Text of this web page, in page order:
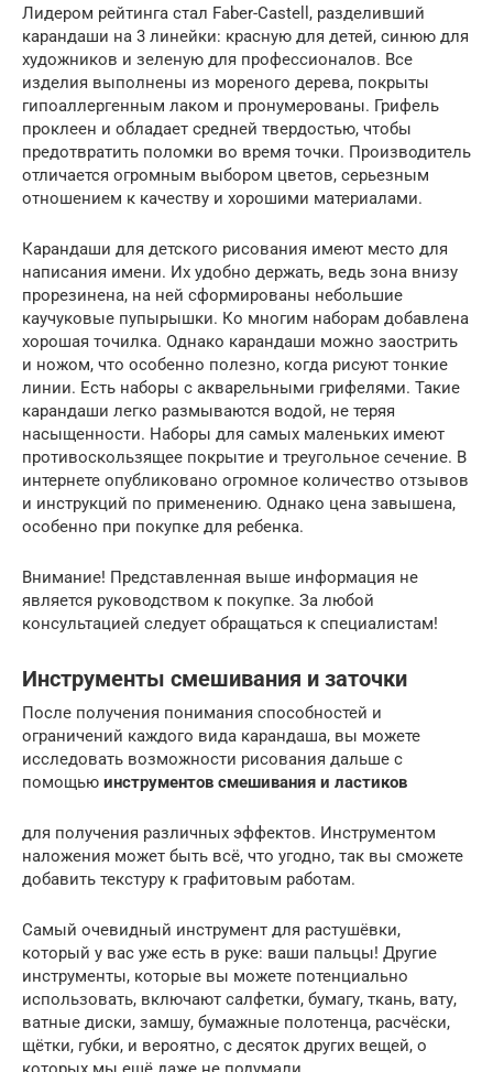
Лидером рейтинга стал Faber-Castell, разделивший
карандаши на 3 линейки: красную для детей, синюю для
художников и зеленую для профессионалов. Все
изделия выполнены из мореного дерева, покрыты
гипоаллергенным лаком и пронумерованы. Грифель
проклеен и обладает средней твердостью, чтобы
предотвратить поломки во время точки. Производитель
отличается огромным выбором цветов, серьезным
отношением к качеству и хорошими материалами.
Карандаши для детского рисования имеют место для
написания имени. Их удобно держать, ведь зона внизу
прорезинена, на ней сформированы небольшие
каучуковые пупырышки. Ко многим наборам добавлена
хорошая точилка. Однако карандаши можно заострить
и ножом, что особенно полезно, когда рисуют тонкие
линии. Есть наборы с акварельными грифелями. Такие
карандаши легко размываются водой, не теряя
насыщенности. Наборы для самых маленьких имеют
противоскользящее покрытие и треугольное сечение. В
интернете опубликовано огромное количество отзывов
и инструкций по применению. Однако цена завышена,
особенно при покупке для ребенка.
Внимание! Представленная выше информация не
является руководством к покупке. За любой
консультацией следует обращаться к специалистам!
Инструменты смешивания и заточки
После получения понимания способностей и
ограничений каждого вида карандаша, вы можете
исследовать возможности рисования дальше с
помощью инструментов смешивания и ластиков
для получения различных эффектов. Инструментом
наложения может быть всё, что угодно, так вы сможете
добавить текстуру к графитовым работам.
Самый очевидный инструмент для растушёвки,
который у вас уже есть в руке: ваши пальцы! Другие
инструменты, которые вы можете потенциально
использовать, включают салфетки, бумагу, ткань, вату,
ватные диски, замшу, бумажные полотенца, расчёски,
щётки, губки, и вероятно, с десяток других вещей, о